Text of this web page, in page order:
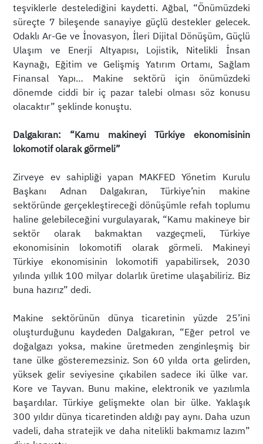
teşviklerle destelediğini kaydetti. Ağbal, “Önümüzdeki
süreçte 7 bileşende sanayiye güçlü destekler gelecek.
Odaklı Ar-Ge ve İnovasyon, İleri Dijital Dönüşüm, Güçlü
Ulaşım ve Enerji Altyapısı, Lojistik, Nitelikli İnsan
Kaynağı, Eğitim ve Gelişmiş Yatırım Ortamı, Sağlam
Finansal Yapı… Makine sektörü için önümüzdeki
dönemde ciddi bir iç pazar talebi olması söz konusu
olacaktır” şeklinde konuştu.
Dalgakıran: “Kamu makineyi Türkiye ekonomisinin
lokomotif olarak görmeli”
Zirveye ev sahipliği yapan MAKFED Yönetim Kurulu
Başkanı Adnan Dalgakıran, Türkiye’nin makine
sektöründe gerçekleştireceği dönüşümle refah toplumu
haline gelebileceğini vurgulayarak, “Kamu makineye bir
sektör olarak bakmaktan vazgeçmeli, Türkiye
ekonomisinin lokomotifi olarak görmeli. Makineyi
Türkiye ekonomisinin lokomotifi yapabilirsek, 2030
yılında yıllık 100 milyar dolarlık üretime ulaşabiliriz. Biz
buna hazırız” dedi.
Makine sektörünün dünya ticaretinin yüzde 25’ini
oluşturduğunu kaydeden Dalgakıran, “Eğer petrol ve
doğalgazı yoksa, makine üretmeden zenginleşmiş bir
tane ülke gösteremezsiniz. Son 60 yılda orta gelirden,
yüksek gelir seviyesine çıkabilen sadece iki ülke var.
Kore ve Tayvan. Bunu makine, elektronik ve yazılımla
başardılar. Türkiye gelişmekte olan bir ülke. Yaklaşık
300 yıldır dünya ticaretinden aldığı pay aynı. Daha uzun
vadeli, daha stratejik ve daha nitelikli bakmamız lazım”